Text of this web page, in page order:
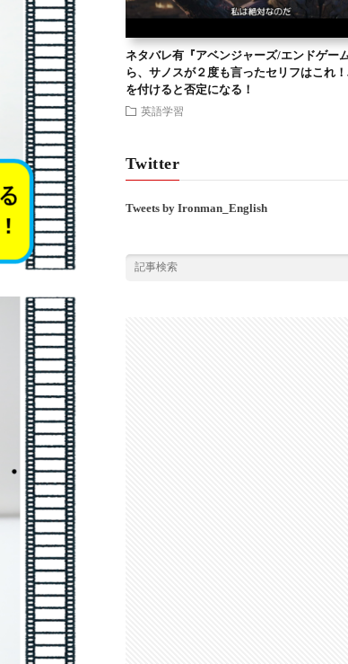
ネタバレ有『アベンジャーズ/エンドゲー
ら、サノスが２度も言ったセリフはこれ
を付けると否定になる！
英語学習
Twitter
Tweets by Ironman_English